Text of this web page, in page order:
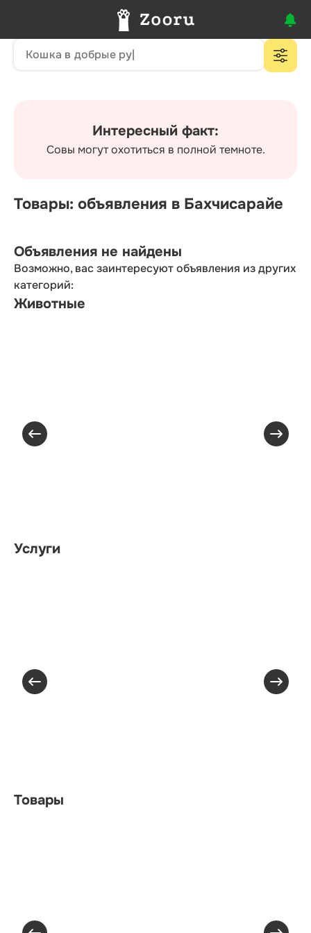
Интересный факт:
Совы могут охотиться в полной темноте.
Товары: объявления в Бахчисарайе
Объявления не найдены
Возможно, вас заинтересуют объявления из других
категорий:
Животные
Услуги
Товары